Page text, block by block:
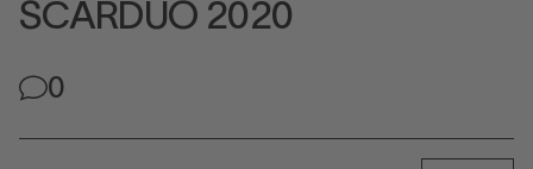
SCARDUO 2020
0